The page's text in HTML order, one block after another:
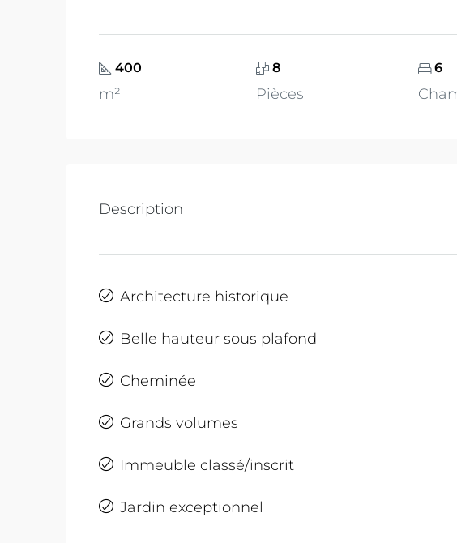
400
m²
8
Pièces
6
Description
Architecture historique
Belle hauteur sous plafond
Cheminée
Grands volumes
Immeuble classé/inscrit
Jardin exceptionnel